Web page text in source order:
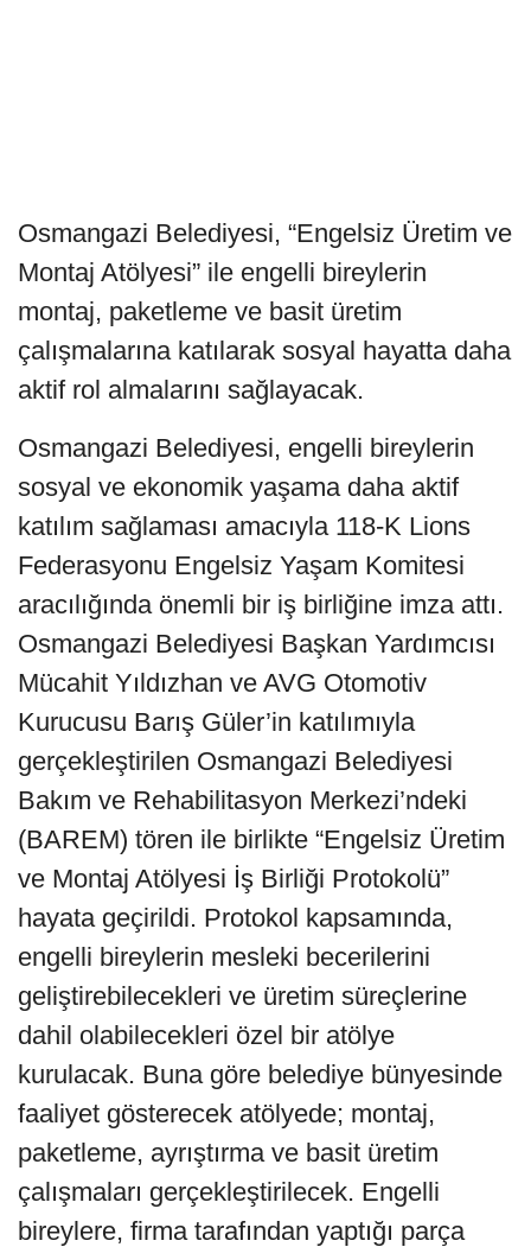
Osmangazi Belediyesi, “Engelsiz Üretim ve
Montaj Atölyesi” ile engelli bireylerin
montaj, paketleme ve basit üretim
çalışmalarına katılarak sosyal hayatta daha
aktif rol almalarını sağlayacak.
Osmangazi Belediyesi, engelli bireylerin
sosyal ve ekonomik yaşama daha aktif
katılım sağlaması amacıyla 118-K Lions
Federasyonu Engelsiz Yaşam Komitesi
aracılığında önemli bir iş birliğine imza attı.
Osmangazi Belediyesi Başkan Yardımcısı
Mücahit Yıldızhan ve AVG Otomotiv
Kurucusu Barış Güler’in katılımıyla
gerçekleştirilen Osmangazi Belediyesi
Bakım ve Rehabilitasyon Merkezi’ndeki
(BAREM) tören ile birlikte “Engelsiz Üretim
ve Montaj Atölyesi İş Birliği Protokolü”
hayata geçirildi. Protokol kapsamında,
engelli bireylerin mesleki becerilerini
geliştirebilecekleri ve üretim süreçlerine
dahil olabilecekleri özel bir atölye
kurulacak. Buna göre belediye bünyesinde
faaliyet gösterecek atölyede; montaj,
paketleme, ayrıştırma ve basit üretim
çalışmaları gerçekleştirilecek. Engelli
bireylere, firma tarafından yaptığı parça